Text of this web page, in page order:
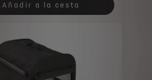
Añadir a la cesta